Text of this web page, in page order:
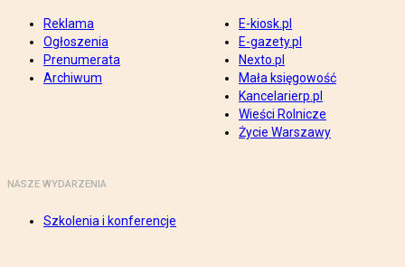
Reklama
Ogłoszenia
Prenumerata
Archiwum
E-kiosk.pl
E-gazety.pl
Nexto.pl
Mała księgowość
Kancelarierp.pl
Wieści Rolnicze
Życie Warszawy
NASZE WYDARZENIA
Szkolenia i konferencje